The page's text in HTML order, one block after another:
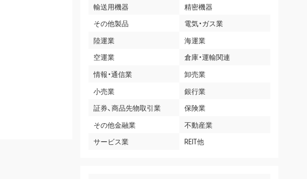
輸送用機器
精密機器
その他製品
電気・ガス業
陸運業
海運業
空運業
倉庫・運輸関連
情報・通信業
卸売業
小売業
銀行業
証券、商品先物取引業
保険業
その他金融業
不動産業
サービス業
REIT他